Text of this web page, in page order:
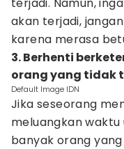
akan terjadi,
karena merasa
3. Berhenti
orang yang tidak
Default Image IDN
Jika seseorang
meluangkan waktu
banyak orang